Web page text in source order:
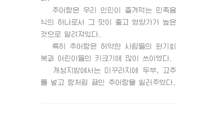
추어탕은 우리 인민이 즐겨먹는 민족음
식의 하나로서 그 맛이 좋고 영양가가 높은
것으로 알려져있다.
특히 추어탕은 허약한 사람들의 원기회
복과 어린이들의 키크기에 많이 쓰이였다.
개성지방에서는 미꾸라지에 두부, 고추
를 넣고 탕처럼 끓인 추어탕을 일러주었다.